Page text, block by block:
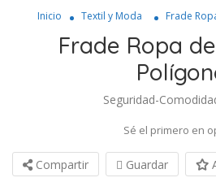
Inicio Textil y Moda Frade
Frade Ropa
Seguridad-
Sé el primero en
Compartir Guardar